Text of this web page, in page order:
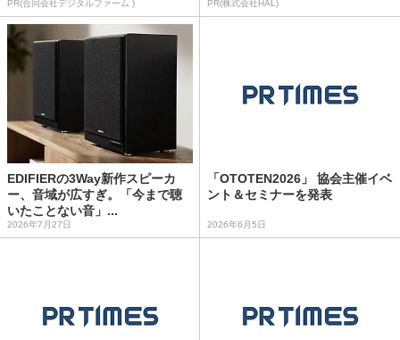
PR(合同会社デジタルファーム ) PR(株式会社HAL)
EDIFIERの3Way新作スピーカ
ー、音域が広すぎ。「今まで聴
いたことない音」...
2026年7月27日
「OTOTEN2026」 協会主催イベ
ント＆セミナーを発表
2026年6月5日